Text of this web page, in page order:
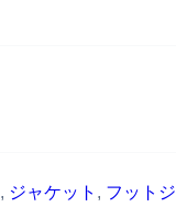
, ジャケット , フット